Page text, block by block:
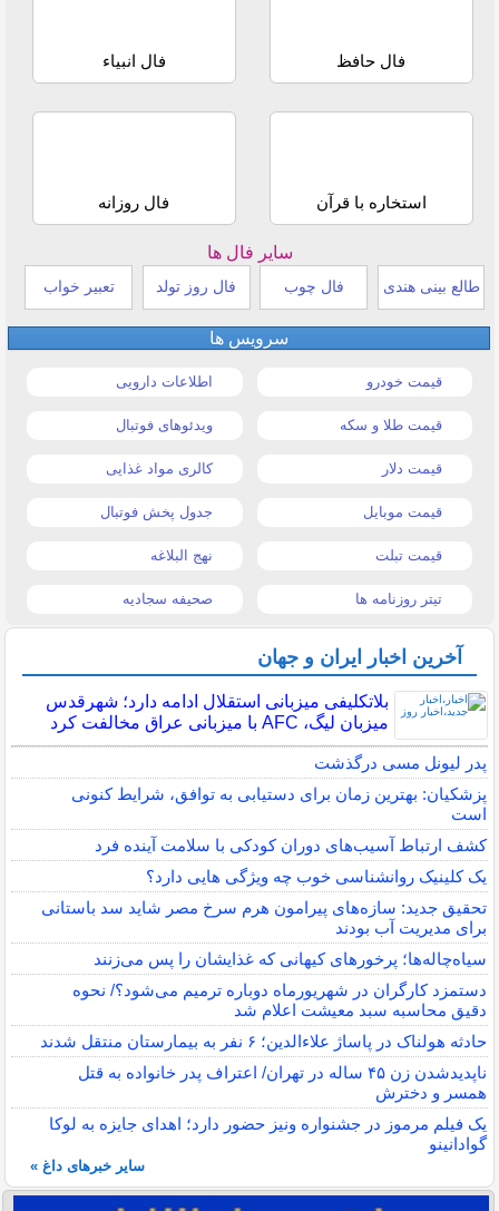
فال حافظ فال انبیاء
استخاره با قرآن فال روزانه
سایر فال ها
طالع بینی هندی فال چوب فال روز تولد تعبیر خواب
سرویس ها
قیمت خودرو اطلاعات دارویی
قیمت طلا و سکه ویدئوهای فوتبال
قیمت دلار کالری مواد غذایی
قیمت موبایل جدول پخش فوتبال
قیمت تبلت نهج البلاغه
تیتر روزنامه ها صحیفه سجادیه
آخرین اخبار ایران و جهان
بلاتکلیفی میزبانی استقلال ادامه دارد؛ شهرقدس
میزبان لیگ، AFC با میزبانی عراق مخالفت کرد
پدر لیونل مسی درگذشت
پزشکیان: بهترین زمان برای دستیابی به توافق، شرایط کنونی
است
کشف ارتباط آسیب‌های دوران کودکی با سلامت آینده فرد
یک کلینیک روانشناسی خوب چه ویژگی هایی دارد؟
تحقیق جدید: سازه‌های پیرامون هرم سرخ مصر شاید سد باستانی
برای مدیریت آب بودند
سیاه‌چاله‌ها؛ پرخورهای کیهانی که غذایشان را پس می‌زنند
دستمزد کارگران در شهریورماه دوباره ترمیم می‌شود؟/ نحوه
دقیق محاسبه سبد معیشت اعلام شد
حادثه هولناک در پاساژ علاءالدین؛ ۶ نفر به بیمارستان منتقل شدند
ناپدیدشدن زن ۴۵ ساله در تهران/ اعتراف پدر خانواده به قتل
همسر و دخترش
یک فیلم مرموز در جشنواره ونیز حضور دارد؛ اهدای جایزه به لوکا
گوادانینو
سایر خبرهای داغ »